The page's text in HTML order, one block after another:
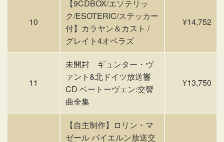
10
【9CDBOX/エソテリッ
ク/ESOTERIC/ステッカー
付】カラヤン＆カスト /
グレイト4オペラズ
¥14,752
11
未開封 ギュンター・ヴ
ァント&北ドイツ放送響
CD ベートーヴェン:交響
曲全集
¥13,750
【自主制作】ロリン・マ
ゼール バイエルン放送交